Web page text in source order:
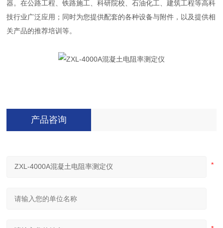
器。在公路工程、铁路施工、科研院校、石油化工、建筑工程等高科
技行业广泛应用；同时为您提供配套的各种设备与附件，以及提供相
关产品的推荐培训等。
产品咨询